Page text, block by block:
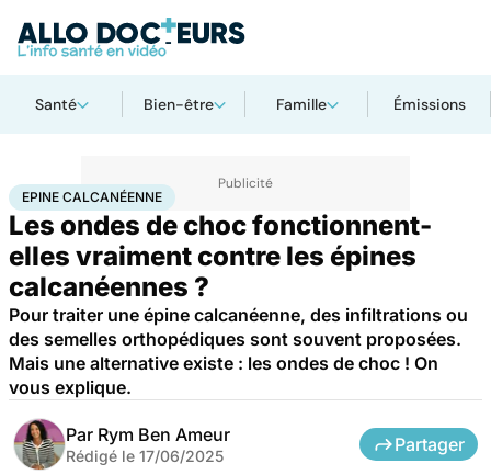
Santé Bien-être Famille Émissions
AccueilSantéEpine calcanéenne
EPINE CALCANÉENNE
Les ondes de choc fonctionnent-
elles vraiment contre les épines
calcanéennes ?
Pour traiter une épine calcanéenne, des infiltrations ou
des semelles orthopédiques sont souvent proposées.
Mais une alternative existe : les ondes de choc ! On
vous explique.
Par Rym Ben Ameur
Rédigé le 17/06/2025
Partager